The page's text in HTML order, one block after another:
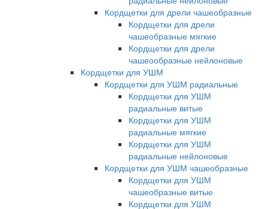
Кордщетки для дрели чашеобразные
Кордщетки для дрели
чашеобразные мягкие
Кордщетки для дрели
чашеообразные нейлоновые
Кордщетки для УШМ
Кордщетки для УШМ радиальные
Кордщетки для УШМ
радиальные витые
Кордщетки для УШМ
радиальные мягкие
Кордщетки для УШМ
радиальные нейлоновые
Кордщетки для УШМ чашеобразные
Кордщетки для УШМ
чашеобразные витые
Кордщетки для УШМ